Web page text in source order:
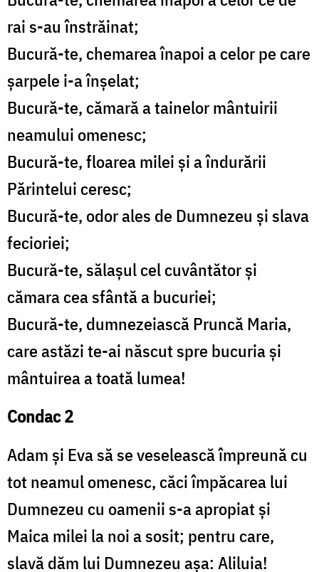
rai s-au înstrăinat;
Bucură-te, chemarea înapoi a celor pe care
șarpele i-a înșelat;
Bucură-te, cămară a tainelor mântuirii
neamului omenesc;
Bucură-te, floarea milei și a îndurării
Părintelui ceresc;
Bucură-te, odor ales de Dumnezeu și slava
fecioriei;
Bucură-te, sălașul cel cuvântător și
cămara cea sfântă a bucuriei;
Bucură-te, dumnezeiască Pruncă Maria,
care astăzi te-ai născut spre bucuria și
mântuirea a toată lumea!
Condac 2
Adam și Eva să se veselească împreună cu
tot neamul omenesc, căci împăcarea lui
Dumnezeu cu oamenii s-a apropiat și
Maica milei la noi a sosit; pentru care,
slavă dăm lui Dumnezeu așa: Aliluia!